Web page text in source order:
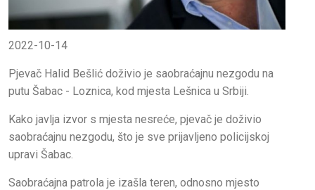
2022-10-14
Pjevač Halid Bešlić doživio je saobraćajnu nezgodu na
putu Šabac - Loznica, kod mjesta Lešnica u Srbiji.
Kako javlja izvor s mjesta nesreće, pjevač je doživio
saobraćajnu nezgodu, što je sve prijavljeno policijskoj
upravi Šabac.
Saobraćajna patrola je izašla teren, odnosno mjesto